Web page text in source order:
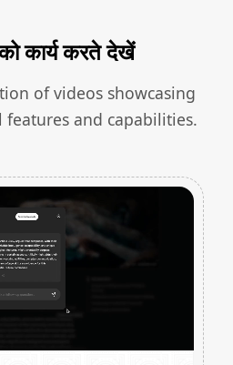
कार्य करते देखें
of videos showcasing
and capabilities.